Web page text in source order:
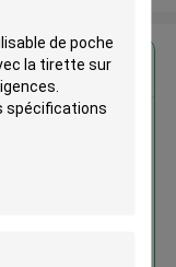
réutilisable de
pour